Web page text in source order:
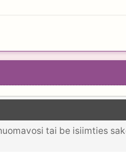
tai be isiimties